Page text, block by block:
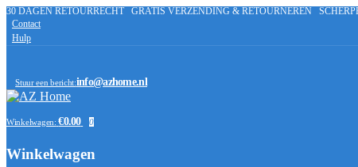
30 DAGEN RETOURRECHT GRATIS VERZENDING & RETOURNEREN
Contact
Hulp
Stuur een bericht:info@azhome.nl
Winkelwagen: €0.00 0
Winkelwagen